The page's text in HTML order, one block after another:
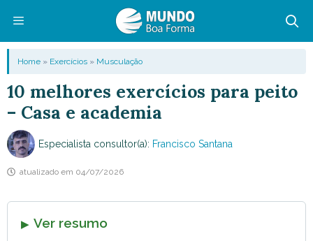
conteúdo
Menu
Home » Exercícios » Musculação
10 melhores exercícios para peito
– Casa e academia
Especialista consultor(a): Francisco Santana
atualizado em 04/07/2026
Ver resumo